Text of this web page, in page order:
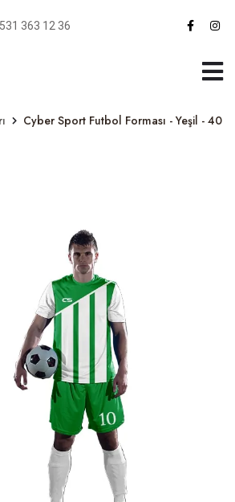
363 12 36
Cyber Sport Futbol Forması - Yeşil - 40